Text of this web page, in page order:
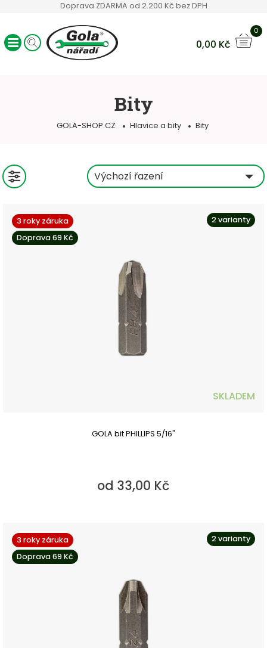
Doprava ZDARMA od 2.200 Kč bez DPH
0,00 Kč
0
Ruční nářadí
Hlavice a bity
Ostatní sortiment
Bity
GOLA-SHOP.CZ Hlavice a bity Bity
Výchozí řazení
2 varianty
3 roky záruka
Doprava 69 Kč
SKLADEM
GOLA bit PHILLIPS 5/16"
od 33,00 Kč
2 varianty
3 roky záruka
Doprava 69 Kč